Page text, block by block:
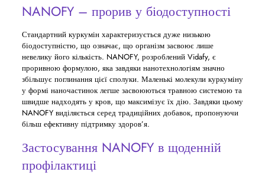
NANOFY – прорив у біодоступності
Стандартний куркумін характеризується дуже низькою
біодоступністю, що означає, що організм засвоює лише
невелику його кількість. NANOFY, розроблений Vidafy, є
проривною формулою, яка завдяки нанотехнологіям значно
збільшує поглинання цієї сполуки. Маленькі молекули куркуміну
у формі наночастинок легше засвоюються травною системою та
швидше надходять у кров, що максимізує їх дію. Завдяки цьому
NANOFY виділяється серед традиційних добавок, пропонуючи
більш ефективну підтримку здоров’я.
Застосування NANOFY в щоденній
профілактиці